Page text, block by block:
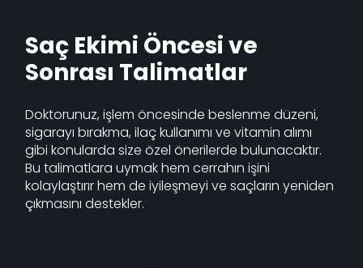
Saç Ekimi Öncesi ve
Sonrası Talimatlar
Doktorunuz, işlem öncesinde beslenme düzeni,
sigarayı bırakma, ilaç kullanımı ve vitamin alımı
gibi konularda size özel önerilerde bulunacaktır.
Bu talimatlara uymak hem cerrahın işini
kolaylaştırır hem de iyileşmeyi ve saçların yeniden
çıkmasını destekler.